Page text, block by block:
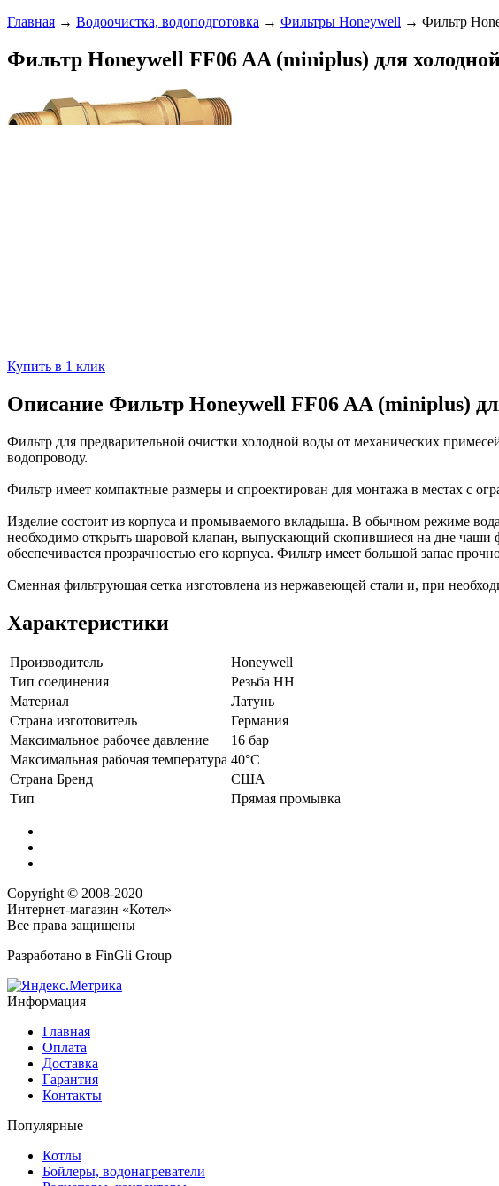
Главная → Водоочистка, водоподготовка → Фильтры Honeywell → Фильтр
Фильтр Honeywell FF06 AA (miniplus) для
Купить в 1 клик
Описание Фильтр Honeywell FF06 AA (miniplus)
Фильтр для предварительной очистки холодной воды от механических
водопроводу.
Фильтр имеет компактные размеры и спроектирован для монтажа в местах с
Изделие состоит из корпуса и промываемого вкладыша. В обычном режиме
необходимо открыть шаровой клапан, выпускающий скопившиеся на дне чаши
обеспечивается прозрачностью его корпуса. Фильтр имеет большой запас
Сменная фильтрующая сетка изготовлена из нержавеющей стали и, при
Характеристики
Производитель
Honeywell
Тип соединения
Резьба НН
Материал
Латунь
Страна изготовитель
Германия
Максимальное рабочее давление
16 бар
Максимальная рабочая температура 40°C
Страна Бренд
США
Тип
Прямая промывка
Copyright © 2008-2020
Интернет-магазин «Котел»
Все права защищены
Разработано в FinGli Group
Информация
Главная
Оплата
Доставка
Гарантия
Контакты
Популярные
Котлы
Бойлеры, водонагреватели